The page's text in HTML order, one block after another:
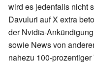
wird es jedenfalls nicht
Davuluri auf X extra
der Nvidia-
sowie News von
nahezu 100-